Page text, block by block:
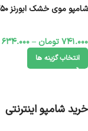
شامپو موی خشک ابورنز 250 میلی لیتر
741.000تومان –
634.000
انتخاب گزینه ها
خرید شامپو اینترنتی